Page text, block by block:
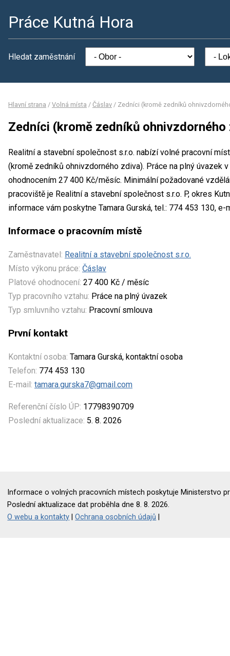
Práce Kutná Hora
Hledat zaměstnání
Hlavní strana / Volná místa / Čáslav / Zedníci (kromě zedníků
Zedníci (kromě zedníků ohnivzdorného
Realitní a stavební společnost s.r.o. nabízí volné pracovní
(kromě zedníků ohnivzdorného zdiva). Práce na plný úvazek
ohodnocením 27 400 Kč/měsíc. Minimální požadované
pracoviště je Realitní a stavební společnost s.r.o. P, okres
informace vám poskytne Tamara Gurská, tel.: 774 453 130, e-
Informace o pracovním místě
Zaměstnavatel: Realitní a stavební společnost s.r.o.
Místo výkonu práce: Čáslav
Platové ohodnocení: 27 400 Kč / měsíc
Typ pracovního vztahu: Práce na plný úvazek
Typ smluvního vztahu: Pracovní smlouva
První kontakt
Kontaktní osoba: Tamara Gurská, kontaktní osoba
Telefon: 774 453 130
E-mail: tamara.gurska7@gmail.com
Referenční číslo ÚP: 17798390709
Poslední aktualizace: 5. 8. 2026
Informace o volných pracovních místech poskytuje Ministerstvo
Poslední aktualizace dat proběhla dne 8. 8. 2026.
O webu a kontakty |Ochrana osobních údajů